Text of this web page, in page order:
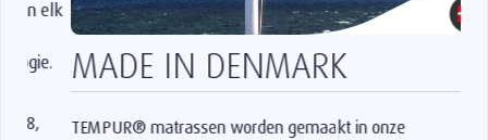
MADE IN DENMARK
TEMPUR® matrassen worden gemaakt in onze